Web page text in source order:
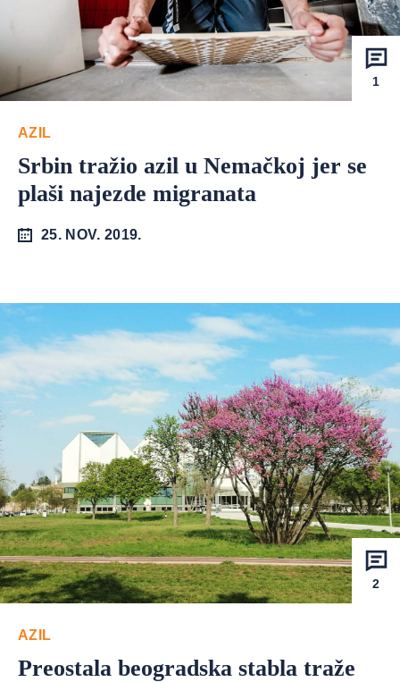
1
AZIL
Srbin tražio azil u Nemačkoj jer se
plaši najezde migranata
25. NOV. 2019.
2
AZIL
Preostala beogradska stabla traže